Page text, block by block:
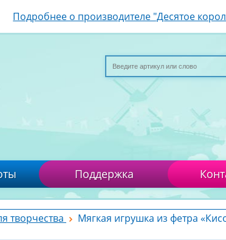
Подробнее о производителе "Десятое
Поддержка
творчества
Мягкая игрушка из фетра